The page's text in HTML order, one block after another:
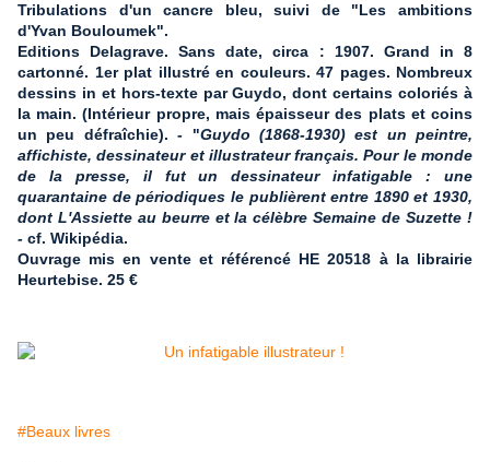
Tribulations d'un cancre bleu, suivi de "Les ambitions
d'Yvan Bouloumek".
Editions Delagrave. Sans date, circa : 1907. Grand in 8
cartonné. 1er plat illustré en couleurs. 47 pages. Nombreux
dessins in et hors-texte par Guydo, dont certains coloriés à
la main. (Intérieur propre, mais épaisseur des plats et coins
un peu défraîchie). - "Guydo (1868-1930) est un peintre,
affichiste, dessinateur et illustrateur français. Pour le monde
de la presse, il fut un dessinateur infatigable : une
quarantaine de périodiques le publièrent entre 1890 et 1930,
dont L'Assiette au beurre et la célèbre Semaine de Suzette !
- cf. Wikipédia.
Ouvrage mis en vente et référencé HE 20518 à la librairie
Heurtebise. 25 €
#Beaux livres